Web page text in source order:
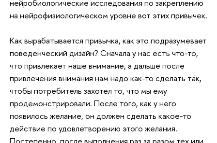
нейробиологические исследования по закреплению
на нейрофизиологическом уровне вот этих привычек.
Как вырабатывается привычка, как это подразумевает
поведенческий дизайн? Сначала у нас есть что-то,
что привлекает наше внимание, а дальше после
привлечения внимания нам надо как-то сделать так,
чтобы потребитель захотел то, что мы ему
продемонстрировали. После того, как у него
появилось желание, он должен сделать какое-то
действие по удовлетворению этого желания.
Постепенно, после выполнения раз за разом тех или